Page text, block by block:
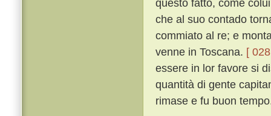
questo fatto, come
che al suo contado
commiato al re; e
venne in Toscana. [
essere in lor favore si
quantità di gente
rimase e fu buon